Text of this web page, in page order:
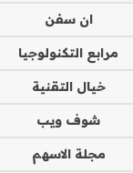
ان سفن
مرابع التكنولوجيا
خيال التقنية
شوف ويب
مجلة الاسهم